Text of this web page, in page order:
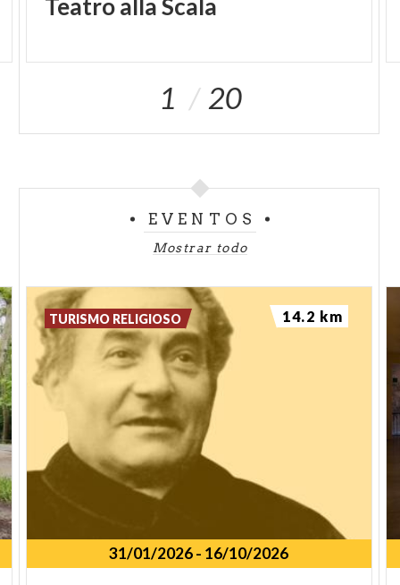
TeatroallaScala
1 20
EVENTOS
Mostrar todo
31/01/2026- 16/10/2026
TURISMO RELIGIOSO 14.2 km